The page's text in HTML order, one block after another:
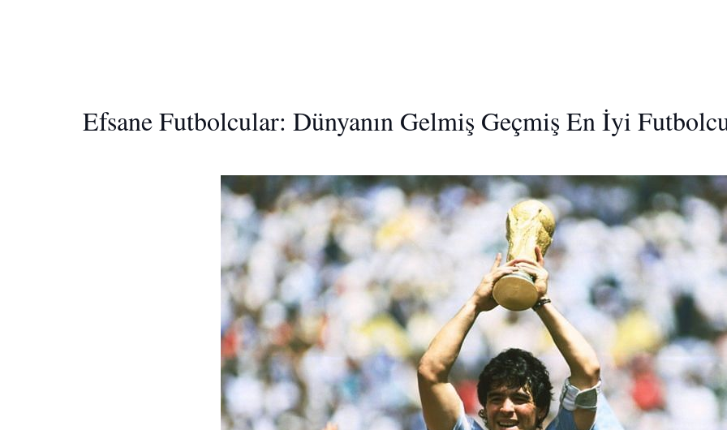
Efsane Futbolcular: Dünyanın Gelmiş Geçmiş En İyi